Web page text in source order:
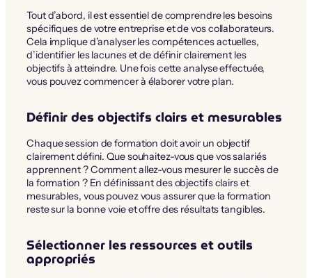
Tout d’abord, il est essentiel de comprendre les besoins
spécifiques de votre entreprise et de vos collaborateurs.
Cela implique d’analyser les compétences actuelles,
d’identifier les lacunes et de définir clairement les
objectifs à atteindre. Une fois cette analyse effectuée,
vous pouvez commencer à élaborer votre plan.
Définir des objectifs clairs et mesurables
Chaque session de formation doit avoir un objectif
clairement défini. Que souhaitez-vous que vos salariés
apprennent ? Comment allez-vous mesurer le succès de
la formation ? En définissant des objectifs clairs et
mesurables, vous pouvez vous assurer que la formation
reste sur la bonne voie et offre des résultats tangibles.
Sélectionner les ressources et outils
appropriés